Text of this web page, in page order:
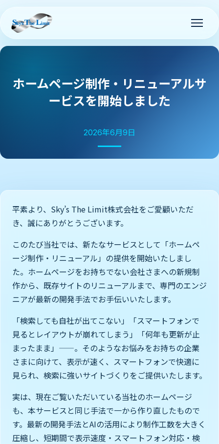
ホームページ制作・リニューアルサ
ービスを開始しました
2026年6月9日
平素より、Sky’s The Limit株式会社をご愛顧いただ
き、誠にありがとうございます。
このたび当社では、新たなサービスとして「ホームペ
ージ制作・リニューアル」の提供を開始いたしまし
た。ホームページをお持ちでない会社さまへの新規制
作から、既存サイトのリニューアルまで、専門のエンジ
ニアが最新の開発手法でお手伝いいたします。
「検索しても自社が出てこない」「スマートフォンで
見るとレイアウトが崩れてしまう」「何年も更新が止
まったまま」——。そのようなお悩みをお持ちの企業
さまに向けて、表示が速く、スマートフォンで快適に
見られ、検索に強いサイトづくりをご提供いたします。
実は、現在ご覧いただいている当社のホームページ
も、本サービスと同じ手法で一から作り直したもので
す。最新の開発手法とAIの活用により制作工数を大きく
圧縮し、短期間で表示速度・スマートフォン対応・検